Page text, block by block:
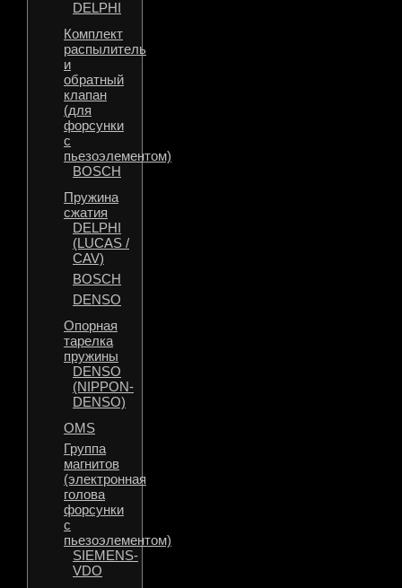
DELPHI
Комплект
распылитель
и
обратный
клапан
(для
форсунки
с
пьезоэлементом)
BOSCH
Пружина
сжатия
DELPHI
(LUCAS /
CAV)
BOSCH
DENSO
Опорная
тарелка
пружины
DENSO
(NIPPON-
DENSO)
OMS
Группа
магнитов
(электронная
голова
форсунки
с
пьезоэлементом)
SIEMENS-
VDO